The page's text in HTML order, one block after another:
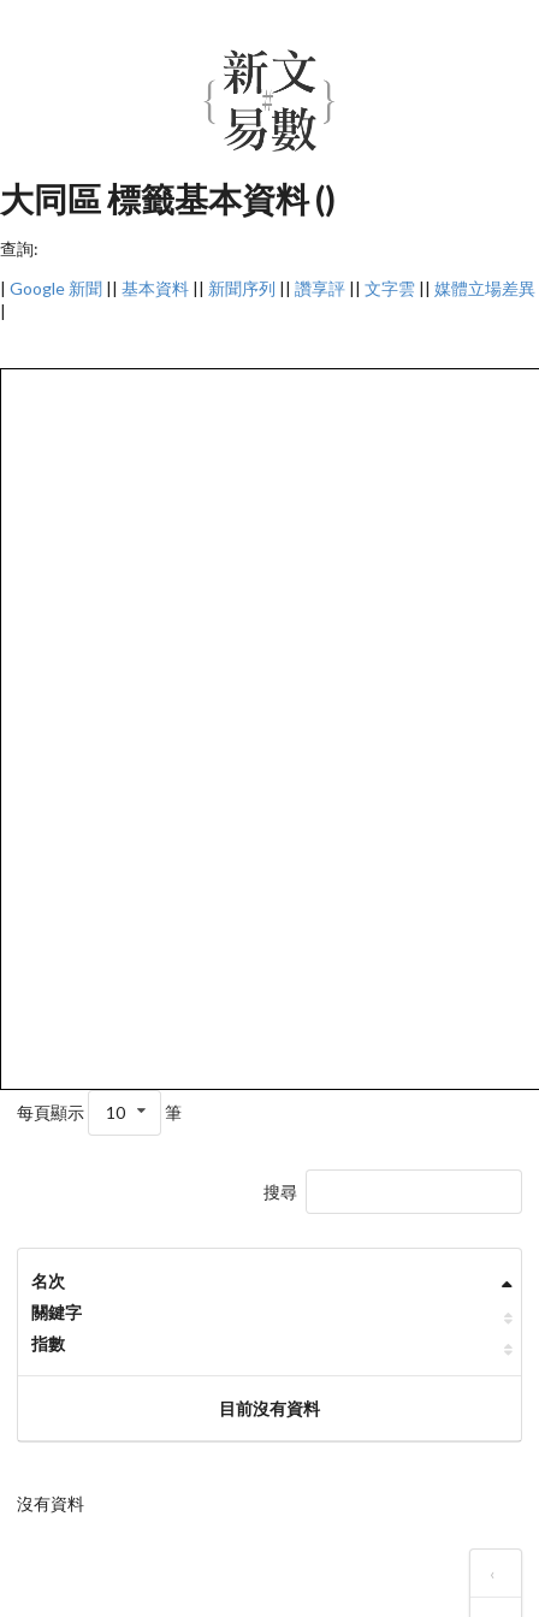
大同區 標籤基本資料 ()
查詢:
| Google 新聞 || 基本資料 || 新聞序列 || 讚享評 || 文字雲 || 媒體立場差異
|
每頁顯示 10 筆
搜尋
名次
關鍵字
指數
目前沒有資料
沒有資料
‹